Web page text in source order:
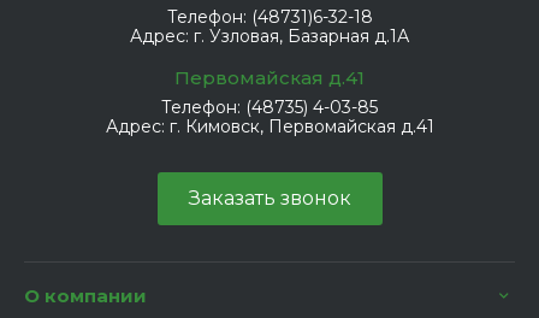
Телефон: (48731)6-32-18
Адрес: г. Узловая, Базарная д.1А
Первомайская д.41
Телефон: (48735) 4-03-85
Адрес: г. Кимовск, Первомайская д.41
Заказать звонок
О компании